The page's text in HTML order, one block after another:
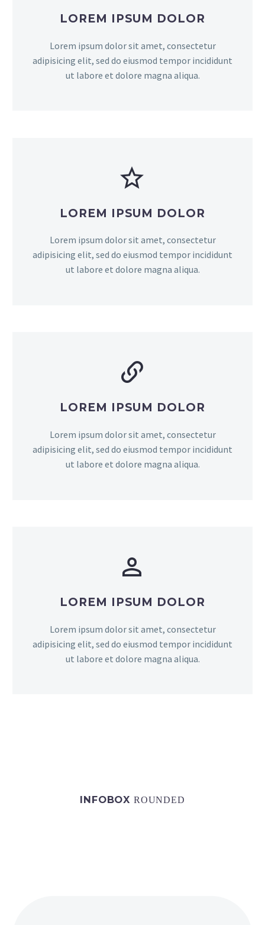
LOREM IPSUM DOLOR
Lorem ipsum dolor sit amet, consectetur
adipisicing elit, sed do eiusmod tempor incididunt
ut labore et dolore magna aliqua.


LOREM IPSUM DOLOR
Lorem ipsum dolor sit amet, consectetur
adipisicing elit, sed do eiusmod tempor incididunt
ut labore et dolore magna aliqua.


LOREM IPSUM DOLOR
Lorem ipsum dolor sit amet, consectetur
adipisicing elit, sed do eiusmod tempor incididunt
ut labore et dolore magna aliqua.


LOREM IPSUM DOLOR
Lorem ipsum dolor sit amet, consectetur
adipisicing elit, sed do eiusmod tempor incididunt
ut labore et dolore magna aliqua.
INFOBOX ROUNDED